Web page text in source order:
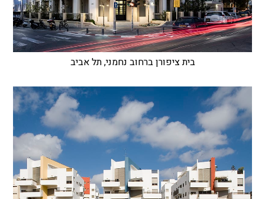
בית ציפורן ברחוב נחמני, תל אביב